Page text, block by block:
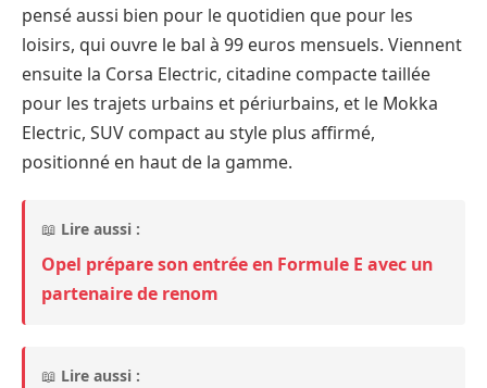
pensé aussi bien pour le quotidien que pour les
loisirs, qui ouvre le bal à 99 euros mensuels. Viennent
ensuite la Corsa Electric, citadine compacte taillée
pour les trajets urbains et périurbains, et le Mokka
Electric, SUV compact au style plus affirmé,
positionné en haut de la gamme.
📖 Lire aussi :
Opel prépare son entrée en Formule E avec un
partenaire de renom
📖 Lire aussi :